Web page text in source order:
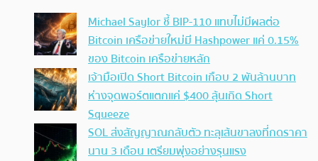
Michael Saylor ชี้ BIP-110 แทบไม่มีผลต่อ
Bitcoin เครือข่ายใหม่มี Hashpower แค่ 0.15%
ของ Bitcoin เครือข่ายหลัก
เจ้ามือเปิด Short Bitcoin เกือบ 2 พันล้านบาท
ห่างจุดพอร์ตแตกแค่ $400 ลุ้นเกิด Short
Squeeze
SOL ส่งสัญญาณกลับตัว ทะลุเส้นขาลงที่กดราคา
นาน 3 เดือน เตรียมพุ่งอย่างรุนแรง